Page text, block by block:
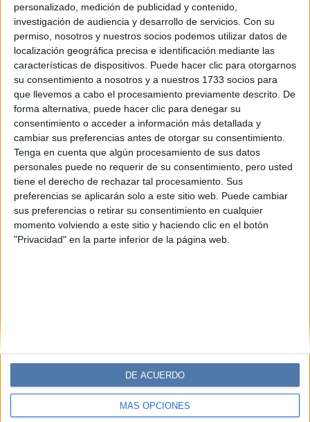
personalizado, medición de publicidad y contenido,
investigación de audiencia y desarrollo de servicios. Con su
permiso, nosotros y nuestros socios podemos utilizar datos de
localización geográfica precisa e identificación mediante las
características de dispositivos. Puede hacer clic para otorgarnos
su consentimiento a nosotros y a nuestros 1733 socios para
que llevemos a cabo el procesamiento previamente descrito. De
forma alternativa, puede hacer clic para denegar su
consentimiento o acceder a información más detallada y
cambiar sus preferencias antes de otorgar su consentimiento.
Tenga en cuenta que algún procesamiento de sus datos
personales puede no requerir de su consentimiento, pero usted
tiene el derecho de rechazar tal procesamiento. Sus
preferencias se aplicarán solo a este sitio web. Puede cambiar
sus preferencias o retirar su consentimiento en cualquier
momento volviendo a este sitio y haciendo clic en el botón
"Privacidad" en la parte inferior de la página web.
MÁS OPCIONES
DE ACUERDO
PERSONAJES 21-08-2024 12:44
Pampita impone tendencia en Ibiza
con su estilo boho chic
Desde mini vestidos florales hasta maxivestidos con
transparencias, la it girl de la moda argentina marca
tendencia con outfits ideales para la temporada
primavera-verano.